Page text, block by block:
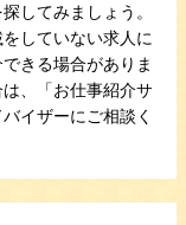
してみましょう。
していない求人に
きる場合がありま
、「お仕事紹介サ
イザーにご相談く